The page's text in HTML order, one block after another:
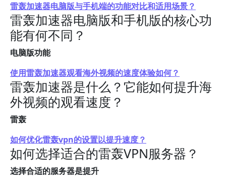
雷轰加速器电脑版与手机端的功能对比和适用场景？
雷轰加速器电脑版和手机版的核心功
能有何不同？
电脑版功能
使用雷轰加速器观看海外视频的速度体验如何？
雷轰加速器是什么？它能如何提升海
外视频的观看速度？
雷轰
如何优化雷轰vpn的设置以提升速度？
如何选择适合的雷轰VPN服务器？
选择合适的服务器是提升